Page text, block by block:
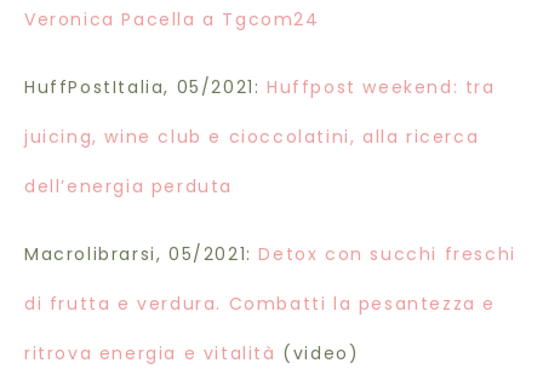
Veronica Pacella a Tgcom24
HuffPostItalia, 05/2021: Huffpost weekend: tra
juicing, wine club e cioccolatini, alla ricerca
dell’energia perduta
Macrolibrarsi, 05/2021: Detox con succhi freschi
di frutta e verdura. Combatti la pesantezza e
ritrova energia e vitalità (video)